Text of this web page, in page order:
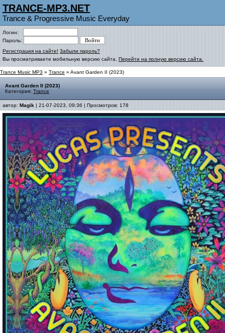
TRANCE-MP3.NET
Trance & Progressive Music Everyday
Логин:
Пароль:
Регистрация на сайте! Забыли пароль?
Вы просматриваете мобильную версию сайта. Перейти на полную версию сайта.
Trance Music MP3 » Trance » Avant Garden II (2023)
Avant Garden II (2023)
Категория: Trance
автор: Magik | 21-07-2023, 09:36 | Просмотров: 178